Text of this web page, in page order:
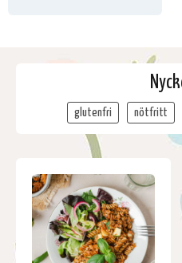
glutenfri nötfritt